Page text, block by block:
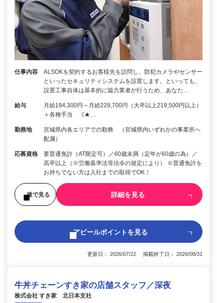
仕事内容
ALSOKを契約するお客様先を訪問し、防犯カメラやセンサー
といったセキュリティシステムを設置します。といっても、
設置工事自体は基本的に協力業者が行うため、あなた…
給与
月給194,300円～月給228,700円（大卒以上219,500円以上）
＋各種手当 《★…
勤務地
宮城県内各エリアでの勤務 （宮城県内いずれかの事業所へ
配属）
応募資格
要普通免許（AT限定可）／60歳未満（定年が60歳の為）／
高卒以上（※労働基準法等法令の規定により） ※普通免許を
お持ちでない方は入社までの取得でOK！
後で見る 詳細を見る
アピールポイントを見る
更新日： 2026/07/22 掲載終了日： 2026/08/31
牛丼チェーンすき家の店舗スタッフ／深夜
株式会社 すき家 北日本支社